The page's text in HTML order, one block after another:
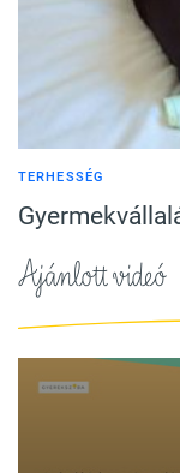
TERHESSÉG
Ajánlott videó